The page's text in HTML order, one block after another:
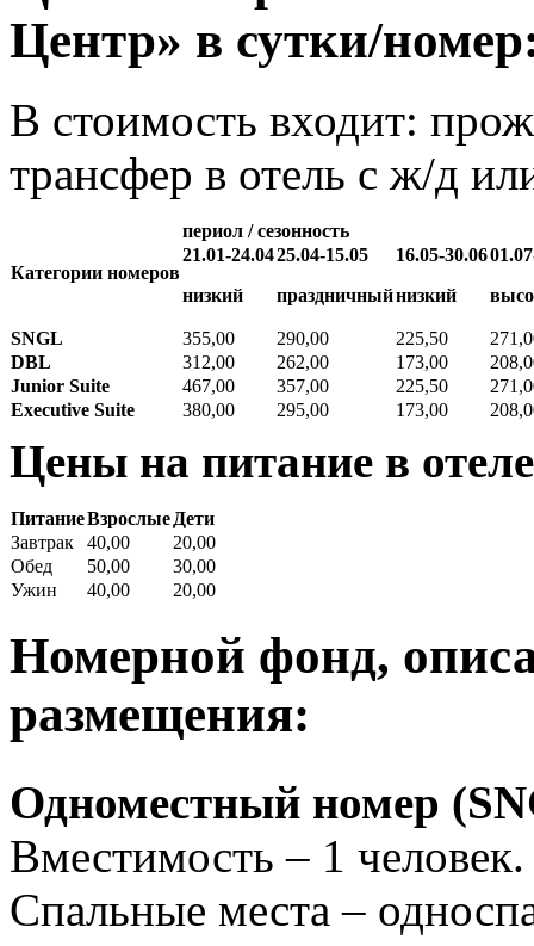
Центр» в сутки/
В стоимость входит:
трансфер в отель с ж/д
Категории номеров
периол / сезонность
21.01-24.04
низкий
25.04-15.05
праздничный
16.05-30.06
низкий
SNGL 355,00 290,00 225,50
DBL
312,00 262,00 173,00
Junior Suitе
467,00 357,00 225,50
Executive Suite
380,00 295,00 173,00
Цены на питание в отеле
ПитаниеВзрослые Дети
Завтрак
40,00
20,00
Обед
50,00
30,00
Ужин
40,00 20,00
Номерной фонд,
размещения:
Одноместный номер
Вместимость – 1 человек.
Спальные места –